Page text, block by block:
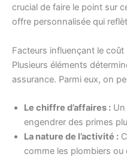
crucial de faire le point sur
offre personnalisée qui
Facteurs influençant le coût
Plusieurs éléments
assurance. Parmi eux, on
Le chiffre d’affaires : Un
engendrer des primes
La nature de l’activité :
comme les plombiers